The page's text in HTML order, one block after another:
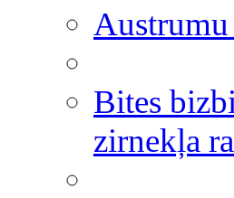
Bites
zirnekļa